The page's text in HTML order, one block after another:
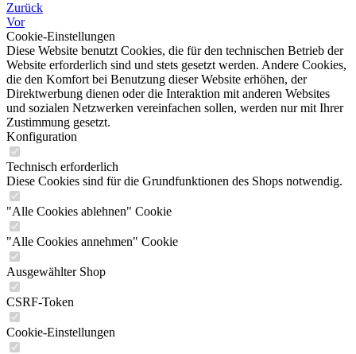
Zurück
Vor
Cookie-Einstellungen
Diese Website benutzt Cookies, die für den technischen Betrieb der
Website erforderlich sind und stets gesetzt werden. Andere Cookies,
die den Komfort bei Benutzung dieser Website erhöhen, der
Direktwerbung dienen oder die Interaktion mit anderen Websites
und sozialen Netzwerken vereinfachen sollen, werden nur mit Ihrer
Zustimmung gesetzt.
Konfiguration
Technisch erforderlich
Diese Cookies sind für die Grundfunktionen des Shops notwendig.
"Alle Cookies ablehnen" Cookie
"Alle Cookies annehmen" Cookie
Ausgewählter Shop
CSRF-Token
Cookie-Einstellungen